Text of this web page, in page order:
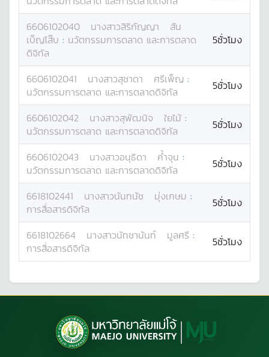
6606102040 นางสาวสิริกัญญา
สัน
เบ็ญโส๊บ : นวัตกรรมการตลาด และการตลาด
ดิจิทัล
5ชั่วโมง
6606102041 นางสาวสุชาดา ศรีเพ็ญ :
นวัตกรรมการตลาด และการตลาดดิจิทัล
5ชั่วโมง
6606102042 นางสาวสุพัฒนิจ ใยไม้ :
นวัตกรรมการตลาด และการตลาดดิจิทัล
5ชั่วโมง
6606102043 นางสาวอนุธิดา ค้ำจุน :
นวัตกรรมการตลาด และการตลาดดิจิทัล
5ชั่วโมง
6618102441 นางสาวนันทนัช มุ่งเกษม :
การสื่อสารดิจิทัล
5ชั่วโมง
6618102664 นางสาวนัทชานันท์ มูลศรี :
การสื่อสารดิจิทัล
5ชั่วโมง